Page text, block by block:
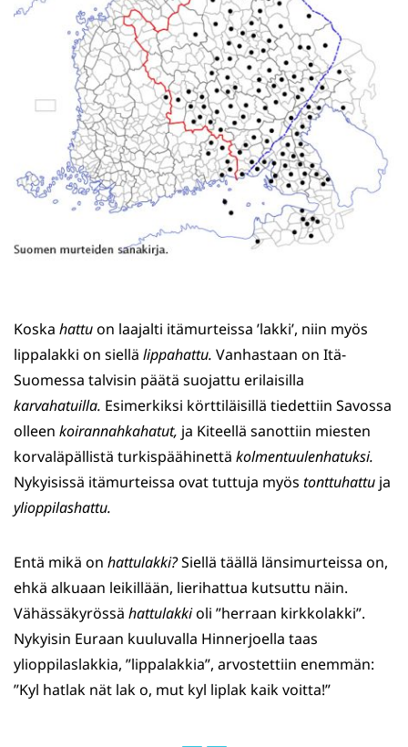
Koska hattuon laajalti itämurteissa ’lakki’, niin myös
lippalakki on siellä lippahattu. Vanhastaan on Itä-
Suomessa talvisin päätä suojattu erilaisilla
karvahatuilla. Esimerkiksi körttiläisillä tiedettiin Savossa
olleen koirannahkahatut, ja Kiteellä sanottiin miesten
korvaläpällistä turkispäähinettä kolmentuulenhatuksi.
Nykyisissä itämurteissa ovat tuttuja myös tonttuhattu ja
ylioppilashattu.
Entä mikä on hattulakki?Siellä täällä länsimurteissa on,
ehkä alkuaan leikillään, lierihattua kutsuttu näin.
Vähässäkyrössä hattulakkioli ”herraan kirkkolakki”.
Nykyisin Euraan kuuluvalla Hinnerjoella taas
ylioppilaslakkia, ”lippalakkia”, arvostettiin enemmän:
”Kyl hatlak nät lak o, mut kyl liplak kaik voitta!”